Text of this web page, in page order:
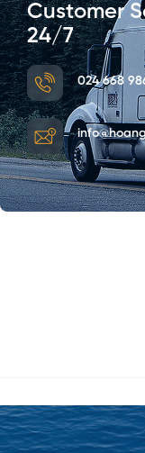
Customer
24/7
024 668